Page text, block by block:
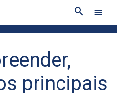
search menu
principais